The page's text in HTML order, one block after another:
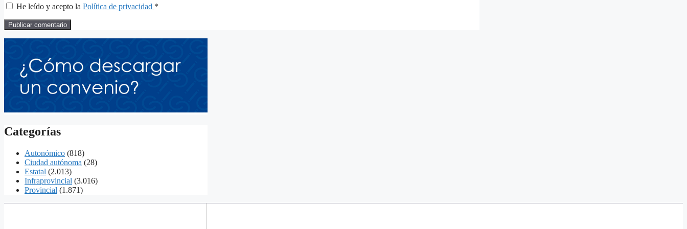
He leído y acepto la Política de privacidad *
Categorías
Autonómico (818)
Ciudad autónoma (28)
Estatal (2.013)
Infraprovincial (3.016)
Provincial (1.871)